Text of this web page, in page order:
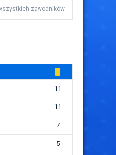
zawodników
11
11
7
5